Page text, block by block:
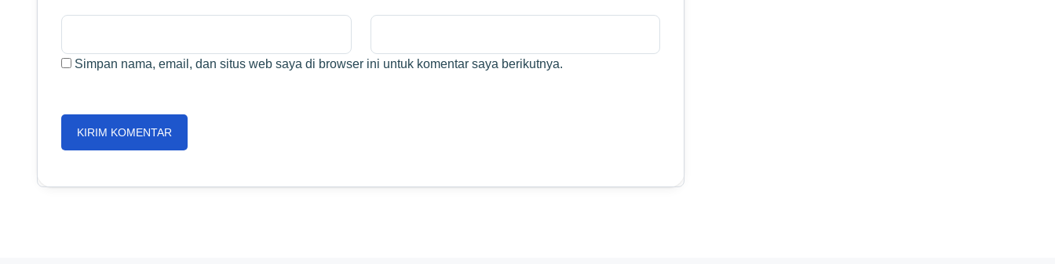
Simpan nama, email, dan situs web saya di browser ini untuk komentar saya berikutnya.